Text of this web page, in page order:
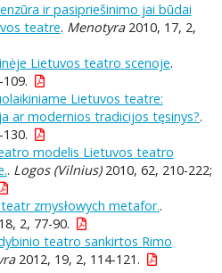
ir pasipriešinimo jai būdai
teatre. Menotyra2010, 17, 2,
Lietuvos teatro scenoje.
Lietuvos teatre:
ar modernios tradicijos tęsinys?.
modelis Lietuvos teatro
. Logos (Vilnius)2010, 62, 210-222;
zmysłowych metafor..
2, 77-90.
teatro sankirtos Rimo
2012, 19, 2, 114-121.